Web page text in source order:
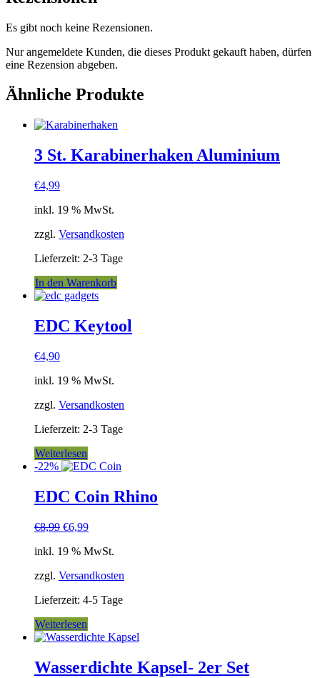
Es gibt noch keine Rezensionen.
Nur angemeldete Kunden, die dieses Produkt gekauft haben, dürfen
eine Rezension abgeben.
Ähnliche Produkte
3 St. Karabinerhaken Aluminium
€4,99
inkl. 19 % MwSt.
zzgl. Versandkosten
Lieferzeit: 2-3 Tage
In den Warenkorb
EDC Keytool
€4,90
inkl. 19 % MwSt.
zzgl. Versandkosten
Lieferzeit: 2-3 Tage
Weiterlesen
-22%
EDC Coin Rhino
€8,99 Ursprünglicher
war:
€6,99Aktueller
ist:
inkl. 19 % MwSt.
zzgl. Versandkosten
Lieferzeit: 4-5 Tage
Weiterlesen
Wasserdichte Kapsel- 2er Set